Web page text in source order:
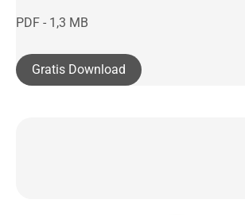
PDF - 1,3 MB
Gratis Download